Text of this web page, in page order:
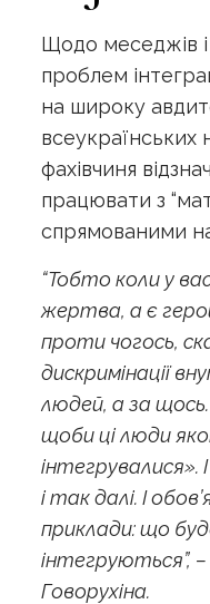
Щодо меседжів
проблем
на широку
всеукраїнських
фахівчиня
працювати з
спрямованими на
“Тобто коли у
жертва, а є
проти чогось,
дискримінації
людей, а за
щоби ці люди
інтегрувалися».
і так далі. І
приклади: що
інтегруються”,
Говорухіна.